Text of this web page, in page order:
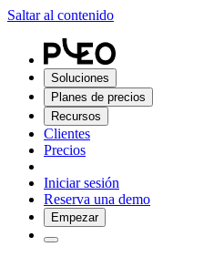
Saltar al contenido
Soluciones
Planes de precios
Recursos
Clientes
Precios
Iniciar sesión
Reserva una demo
Empezar